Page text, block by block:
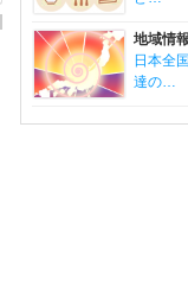
地域情報
日本全
達の…